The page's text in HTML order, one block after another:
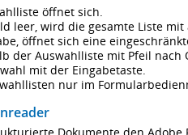
öffnet sich.
leer, wird die gesamte Liste
öffnet sich eine
der Auswahlliste mit Pfeil nach
mit der Eingabetaste.
nur im